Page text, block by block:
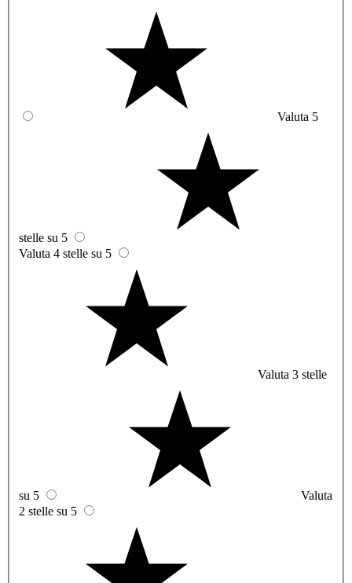
Valuta 5
stelle su 5
Valuta 4 stelle su 5
Valuta 3 stelle
su 5
Valuta
2 stelle su 5